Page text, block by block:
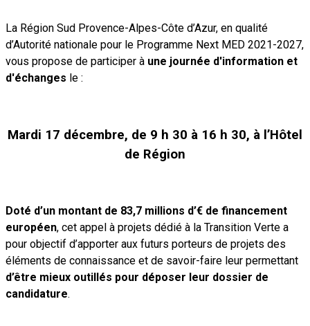
La Région Sud Provence-Alpes-Côte d’Azur, en qualité
d’Autorité nationale pour le Programme Next MED 2021-2027,
vous propose de participer à une journée d'information et
d'échanges le :
Mardi 17 décembre, de 9 h 30 à 16 h 30, à l’Hôtel
de Région
Doté d’un montant de 83,7 millions d’€ de financement
européen, cet appel à projets dédié à la Transition Verte a
pour objectif d’apporter aux futurs porteurs de projets des
éléments de connaissance et de savoir-faire leur permettant
d’être mieux outillés pour déposer leur dossier de
candidature.